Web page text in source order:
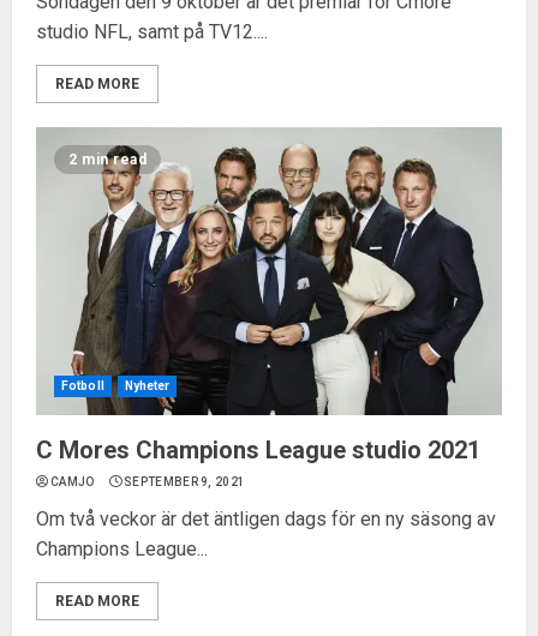
studio NFL, samt på TV12....
READ MORE
2 min read
Fotboll Nyheter
C Mores Champions League studio 2021
CAMJO SEPTEMBER 9, 2021
Om två veckor är det äntligen dags för en ny säsong av
Champions League...
READ MORE